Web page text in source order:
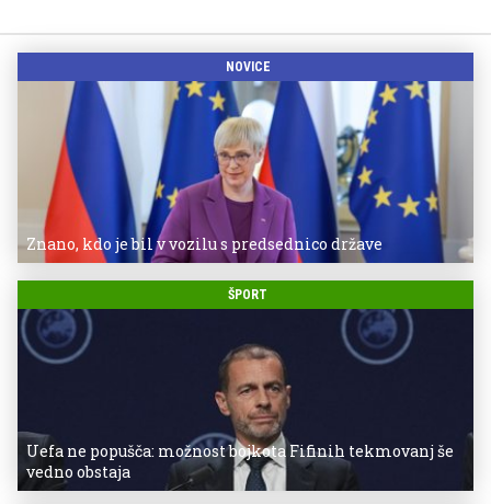
NOVICE
Znano, kdo je bil v vozilu s predsednico države
ŠPORT
Uefa ne popušča: možnost bojkota Fifinih tekmovanj še
vedno obstaja